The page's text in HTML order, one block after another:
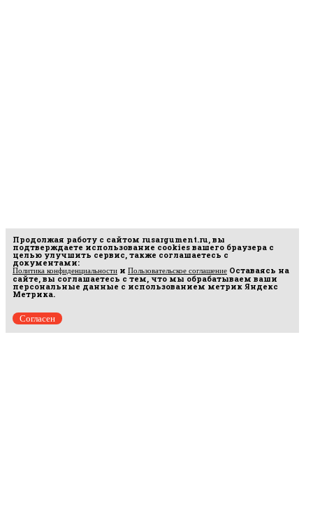
Продолжая работу с сайтом rusargument.ru, вы
подтверждаете использование cookies вашего браузера с
целью улучшить сервис, также соглашаетесь с
документами:
Политика конфиденциальности и Пользовательское соглашение Оставаясь на
сайте, вы соглашаетесь с тем, что мы обрабатываем ваши
персональные данные с использованием метрик Яндекс
Метрика.
Согласен